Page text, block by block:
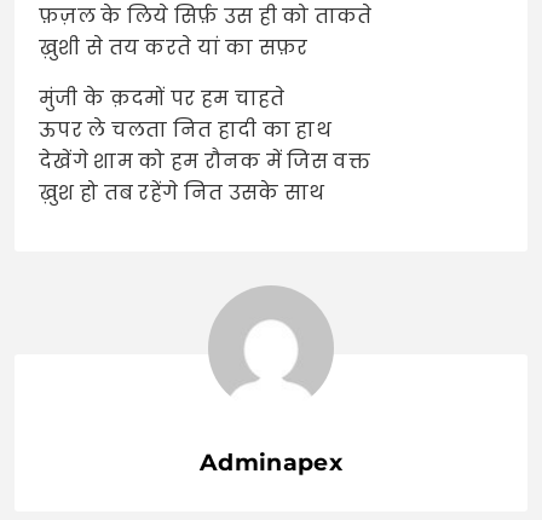
फ़ज़ल के लिये सिर्फ़ उस ही को ताकते
ख़ुशी से तय करते यां का सफ़र
मुंजी के क़दमों पर हम चाहते
ऊपर ले चलता नित हादी का हाथ
देखेंगे शाम को हम रौनक में जिस वक्त
ख़ुश हो तब रहेंगे नित उसके साथ
Adminapex